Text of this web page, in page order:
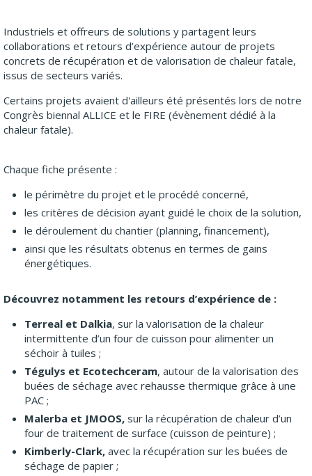
Industriels et offreurs de solutions y partagent leurs
collaborations et retours d’expérience autour de projets
concrets de récupération et de valorisation de chaleur fatale,
issus de secteurs variés.
Certains projets avaient d'ailleurs été présentés lors de notre
Congrès biennal ALLICE et le FIRE (évènement dédié à la
chaleur fatale).
Chaque fiche présente :
le périmètre du projet et le procédé concerné,
les critères de décision ayant guidé le choix de la solution,
le déroulement du chantier (planning, financement),
ainsi que les résultats obtenus en termes de gains
énergétiques.
Découvrez notamment les retours d’expérience de :
Terreal et Dalkia, sur la valorisation de la chaleur
intermittente d’un four de cuisson pour alimenter un
séchoir à tuiles ;
Tégulys et Ecotechceram, autour de la valorisation des
buées de séchage avec rehausse thermique grâce à une
PAC ;
Malerba et JMOOS, sur la récupération de chaleur d’un
four de traitement de surface (cuisson de peinture) ;
Kimberly-Clark, avec la récupération sur les buées de
séchage de papier ;